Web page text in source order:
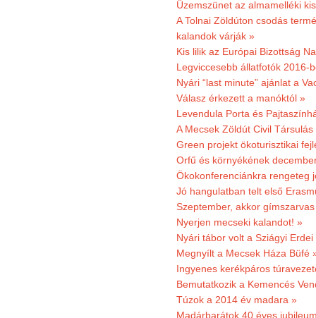
Üzemszünet az almamelléki
A Tolnai Zöldúton csodás
kalandok várják »
Kis lilik az Európai Bizottság
Legviccesebb állatfotók 2016-
Nyári “last minute” ajánlat a
Válasz érkezett a manóktól »
Levendula Porta és
A Mecsek Zöldút Civil
Green projekt ökoturisztikai
Orfű és környékének
Ökokonferenciánkra rengeteg
Jó hangulatban telt első
Szeptember, akkor
Nyerjen mecseki kalandot! »
Nyári tábor volt a Sziágyi
Megnyílt a Mecsek Háza Büfé
Ingyenes kerékpáros
Bemutatkozik a Kemencés
Túzok a 2014 év madara »
Madárbarátok 40 éves